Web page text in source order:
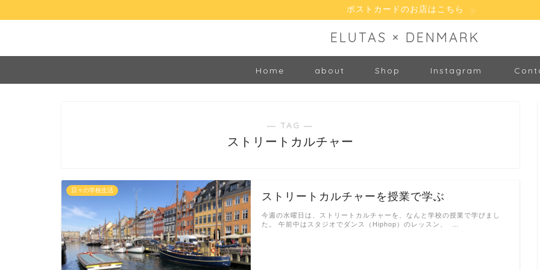
ポストカードのお店はこちら
ELUTAS × DENMARK
Home about Shop Instagram
― TAG ―
ストリートカルチャー
日々の学校生活
ストリートカルチャーを授業で学ぶ
今週の水曜日は、ストリートカルチャーを、なんと学校の授業で学びまし
た。 午前中はスタジオでダンス（Hiphop）のレッスン、 …